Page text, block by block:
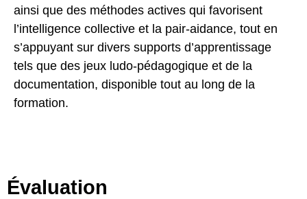
ainsi que des méthodes actives qui favorisent
l’intelligence collective et la pair-aidance, tout en
s’appuyant sur divers supports d’apprentissage
tels que des jeux ludo-pédagogique et de la
documentation, disponible tout au long de la
formation.
Évaluation